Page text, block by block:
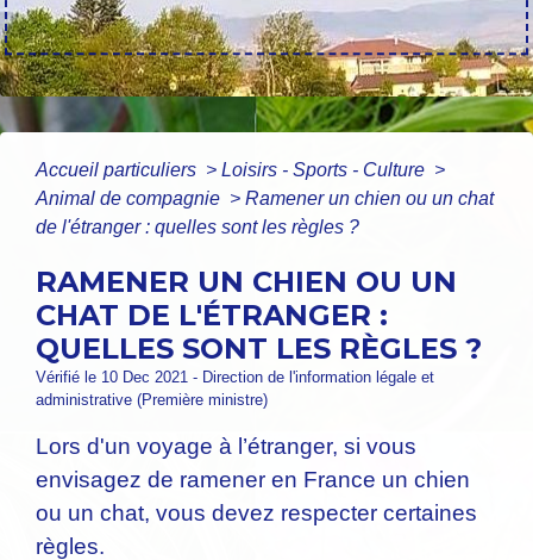
Accueil particuliers > Loisirs - Sports - Culture >
Animal de compagnie > Ramener un chien ou un chat
de l'étranger : quelles sont les règles ?
RAMENER UN CHIEN OU UN
CHAT DE L'ÉTRANGER :
QUELLES SONT LES RÈGLES ?
Vérifié le 10 Dec 2021 - Direction de l'information légale et
administrative (Première ministre)
Lors d'un voyage à l’étranger, si vous
envisagez de ramener en France un chien
ou un chat, vous devez respecter certaines
règles.